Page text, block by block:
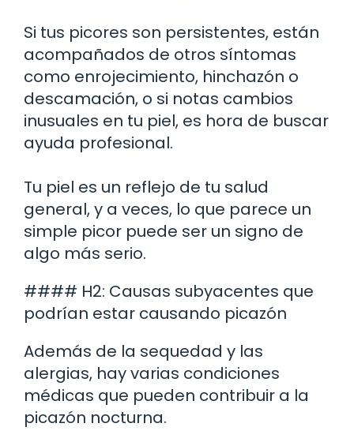
Si tus picores son persistentes, están
acompañados de otros síntomas
como enrojecimiento, hinchazón o
descamación, o si notas cambios
inusuales en tu piel, es hora de buscar
ayuda profesional.
Tu piel es un reflejo de tu salud
general, y a veces, lo que parece un
simple picor puede ser un signo de
algo más serio.
#### H2: Causas subyacentes que
podrían estar causando picazón
Además de la sequedad y las
alergias, hay varias condiciones
médicas que pueden contribuir a la
picazón nocturna.